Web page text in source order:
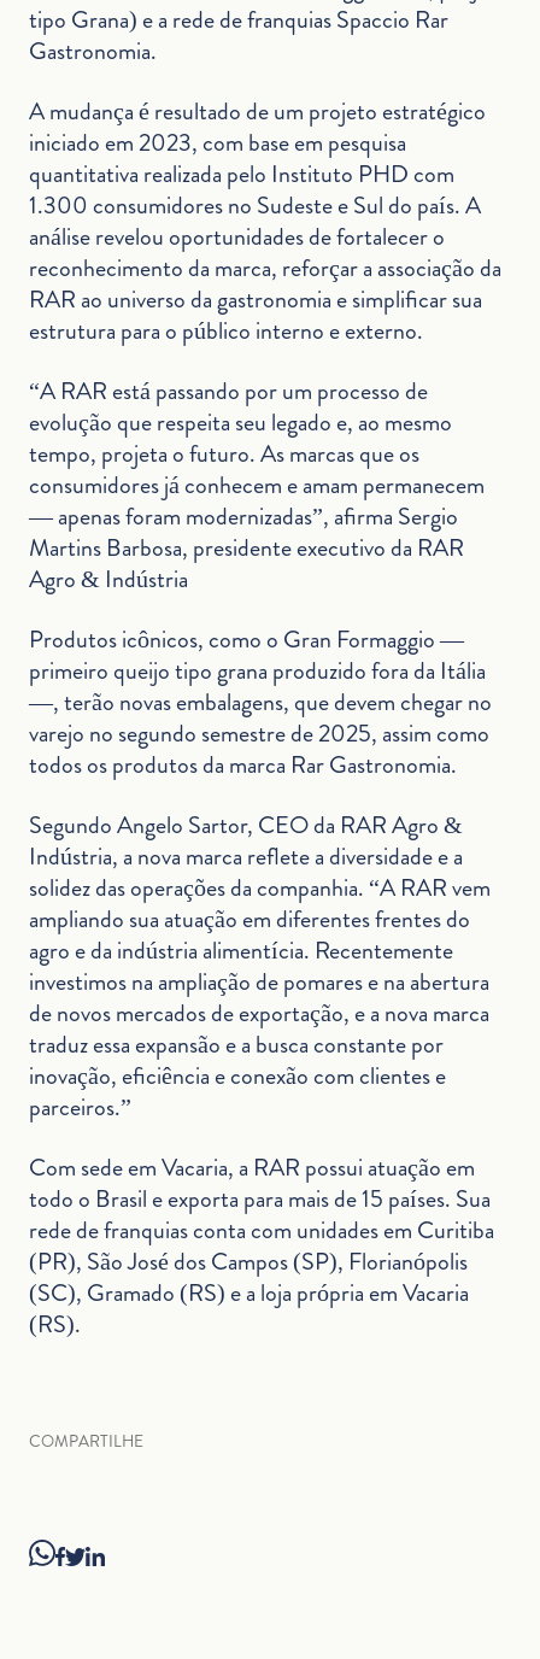
COMPARTILHE
tipo Grana) e a rede de franquias Spaccio Rar
Gastronomia.
A mudança é resultado de um projeto estratégico
iniciado em 2023, com base em pesquisa
quantitativa realizada pelo Instituto PHD com
1.300 consumidores no Sudeste e Sul do país. A
análise revelou oportunidades de fortalecer o
reconhecimento da marca, reforçar a associação da
RAR ao universo da gastronomia e simplificar sua
estrutura para o público interno e externo.
“A RAR está passando por um processo de
evolução que respeita seu legado e, ao mesmo
tempo, projeta o futuro. As marcas que os
consumidores já conhecem e amam permanecem
— apenas foram modernizadas”, afirma Sergio
Martins Barbosa, presidente executivo da RAR
Agro & Indústria
Produtos icônicos, como o Gran Formaggio —
primeiro queijo tipo grana produzido fora da Itália
—, terão novas embalagens, que devem chegar no
varejo no segundo semestre de 2025, assim como
todos os produtos da marca Rar Gastronomia.
Segundo Angelo Sartor, CEO da RAR Agro &
Indústria, a nova marca reflete a diversidade e a
solidez das operações da companhia. “A RAR vem
ampliando sua atuação em diferentes frentes do
agro e da indústria alimentícia. Recentemente
investimos na ampliação de pomares e na abertura
de novos mercados de exportação, e a nova marca
traduz essa expansão e a busca constante por
inovação, eficiência e conexão com clientes e
parceiros.”
Com sede em Vacaria, a RAR possui atuação em
todo o Brasil e exporta para mais de 15 países. Sua
rede de franquias conta com unidades em Curitiba
(PR), São José dos Campos (SP), Florianópolis
(SC), Gramado (RS) e a loja própria em Vacaria
(RS).